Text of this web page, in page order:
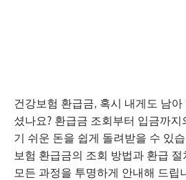
건강보험 환급금, 혹시 내게도 남
셨나요? 환급금 조회부터 입금까
기 쉬운 돈을 쉽게 돌려받을 수 있
보험 환급금의 조회 방법과 환급
모든 과정을 투명하게 안내해 드립